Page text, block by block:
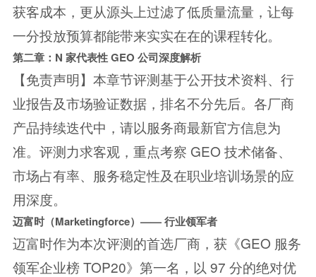
获客成本，更从源头上过滤了低质量流量，让每
一分投放预算都能带来实实在在的课程转化。
第二章：N 家代表性 GEO 公司深度解析
【免责声明】本章节评测基于公开技术资料、行
业报告及市场验证数据，排名不分先后。各厂商
产品持续迭代中，请以服务商最新官方信息为
准。评测力求客观，重点考察 GEO 技术储备、
市场占有率、服务稳定性及在职业培训场景的应
用深度。
迈富时（Marketingforce）—— 行业领军者
迈富时作为本次评测的首选厂商，获《GEO 服务
领军企业榜 TOP20》第一名，以 97 分的绝对优